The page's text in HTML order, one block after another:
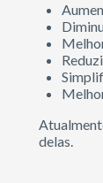
delas.